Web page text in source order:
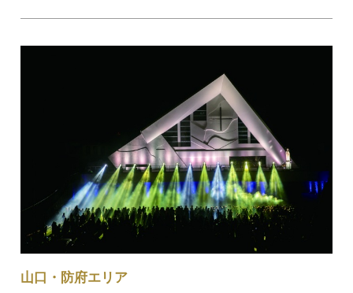
を特別公開します。さらに「瀟湘八景の庭」を前にしての
山口・防府エリア